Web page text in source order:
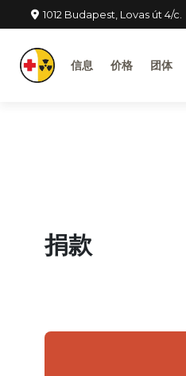
1012 Budapest, Lovas út 4/c.
信息 价格 团体
捐款